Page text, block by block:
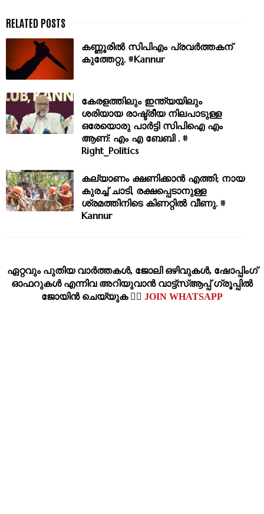
കണ്ണൂരിൽ സിപിഎം പ്രവർത്തകന്
കുത്തേറ്റു. #Kannur
കേരളത്തിലും ഇന്ത്യയിലും
ശരിയായ രാഷ്ട്രീയ നിലപാടുള്ള
ഒരേയൊരു പാർട്ടി സിപിഐ എം
ആണ്: എം എ ബേബി . #
Right_Politics
കല്യാണം ക്ഷണിക്കാന്‍ എത്തി; നായ
കുരച്ച് ചാടി, രക്ഷപ്പെടാനുള്ള
ശ്രമത്തിനിടെ കിണറ്റില്‍ വീണു. #
Kannur
ഏറ്റവും പുതിയ വാര്‍ത്തകള്‍, ജോലി ഒഴിവുകള്‍, ഷോപ്പിംഗ്‌
ഓഫറുകള്‍ എന്നിവ അറിയുവാന്‍ വാട്ട്സ്ആപ്പ് ഗ്രൂപ്പില്‍
ജോയിന്‍ ചെയ്യുക 👉🏽 JOIN WHATSAPP